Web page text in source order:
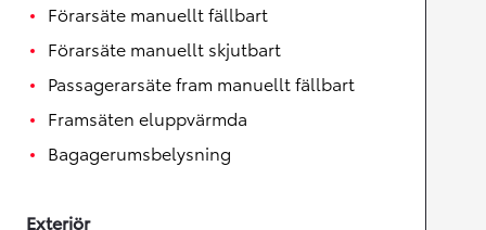
Förarsäte manuellt fällbart
Förarsäte manuellt skjutbart
Passagerarsäte fram manuellt fällbart
Framsäten eluppvärmda
Bagagerumsbelysning
Exteriör